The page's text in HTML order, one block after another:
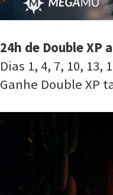
24h de Double XP
Dias 1, 4, 7, 10, 13,
Ganhe Double XP